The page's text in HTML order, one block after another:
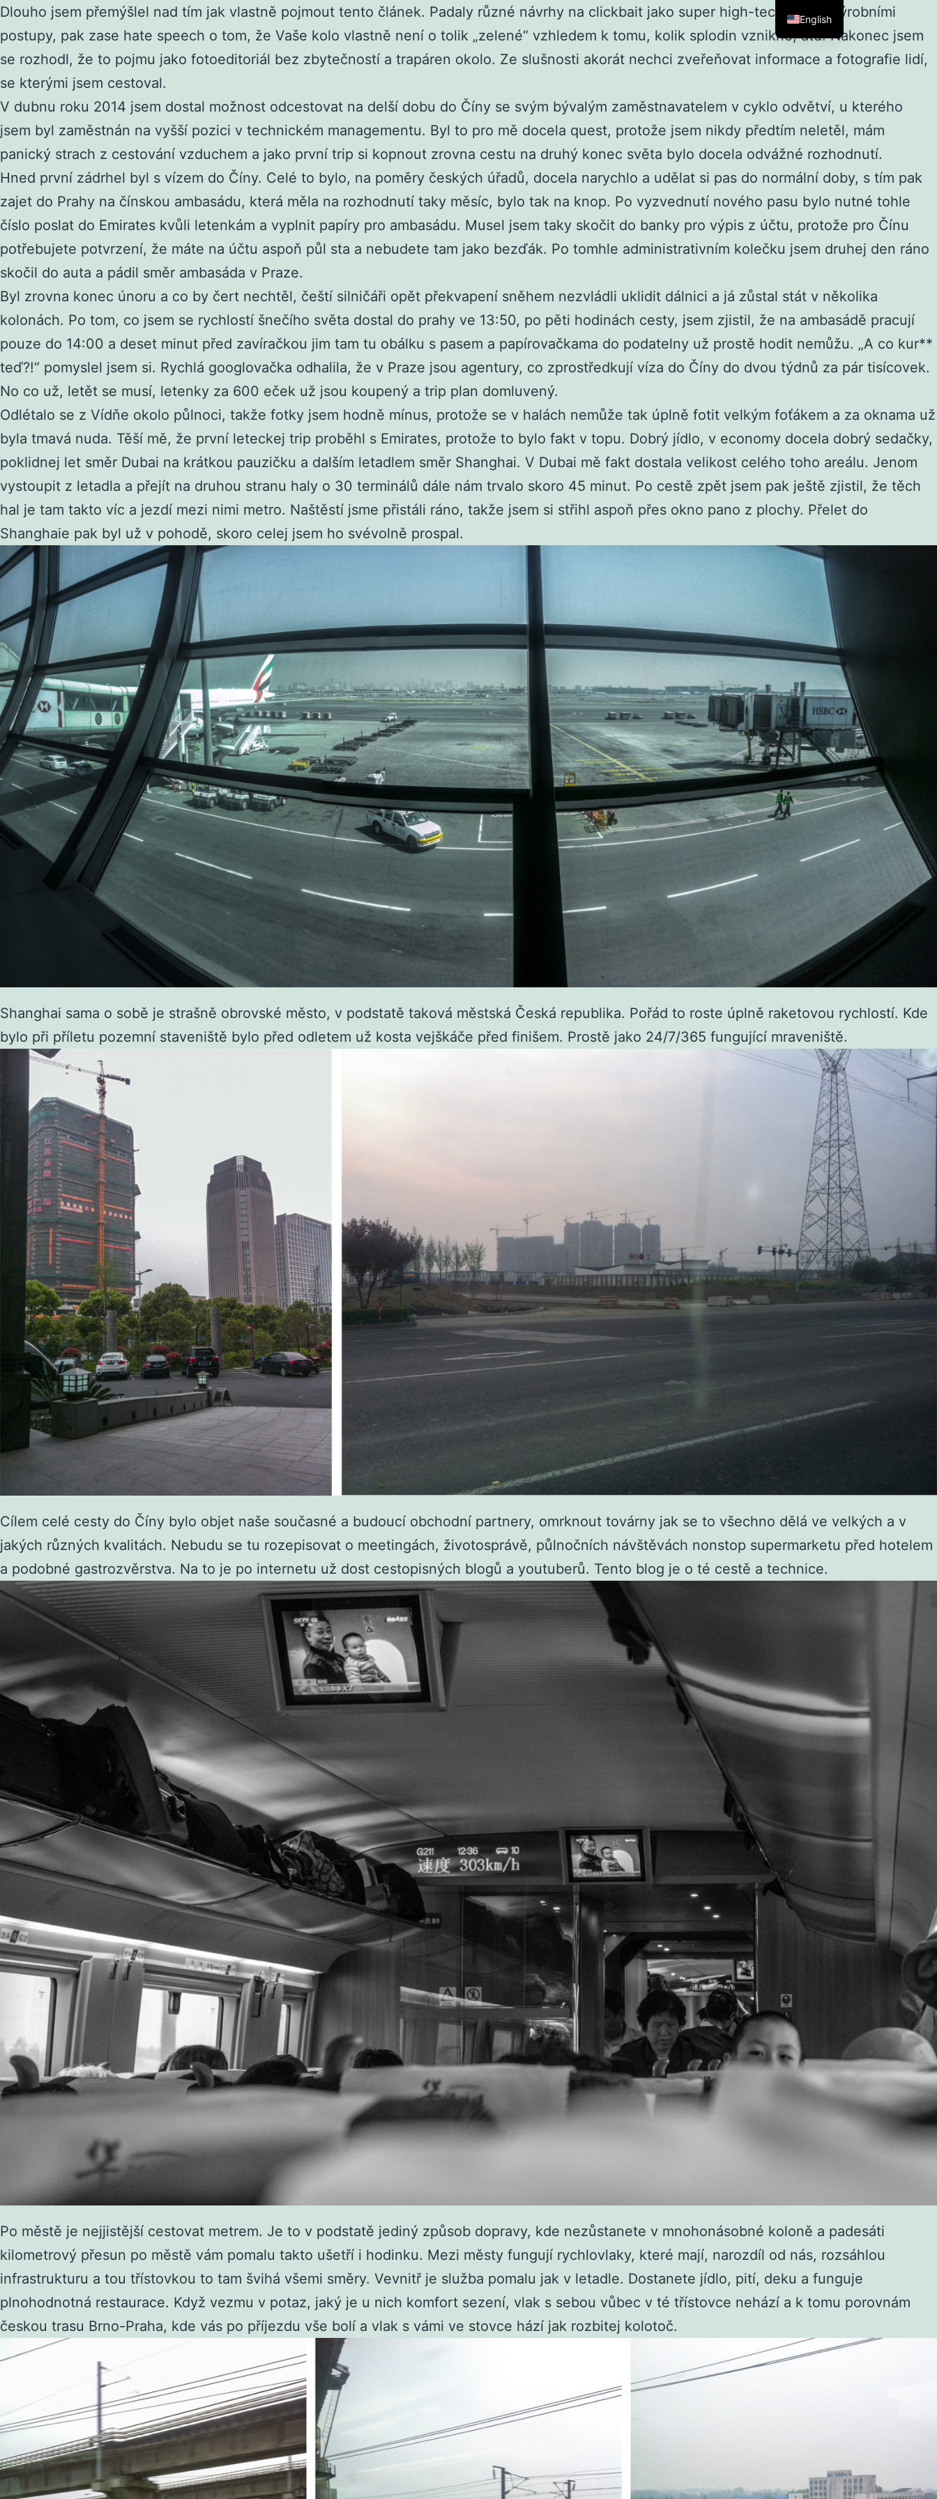
Dlouho jsem přemýšlel nad tím jak vlastně pojmout tento článek. Padaly různé návrhy na clickbait jako super high-tech post s výrobními
postupy, pak zase hate speech o tom, že Vaše kolo vlastně není o tolik „zelené“ vzhledem k tomu, kolik splodin vznikne, atd. Nakonec jsem
se rozhodl, že to pojmu jako fotoeditoriál bez zbytečností a trapáren okolo. Ze slušnosti akorát nechci zveřeňovat informace a fotografie lidí,
se kterými jsem cestoval.
V dubnu roku 2014 jsem dostal možnost odcestovat na delší dobu do Číny se svým bývalým zaměstnavatelem v cyklo odvětví, u kterého
jsem byl zaměstnán na vyšší pozici v technickém managementu. Byl to pro mě docela quest, protože jsem nikdy předtím neletěl, mám
panický strach z cestování vzduchem a jako první trip si kopnout zrovna cestu na druhý konec světa bylo docela odvážné rozhodnutí.
Hned první zádrhel byl s vízem do Číny. Celé to bylo, na poměry českých úřadů, docela narychlo a udělat si pas do normální doby, s tím pak
zajet do Prahy na čínskou ambasádu, která měla na rozhodnutí taky měsíc, bylo tak na knop. Po vyzvednutí nového pasu bylo nutné tohle
číslo poslat do Emirates kvůli letenkám a vyplnit papíry pro ambasádu. Musel jsem taky skočit do banky pro výpis z účtu, protože pro Čínu
potřebujete potvrzení, že máte na účtu aspoň půl sta a nebudete tam jako bezďák. Po tomhle administrativním kolečku jsem druhej den ráno
skočil do auta a pádil směr ambasáda v Praze.
Byl zrovna konec únoru a co by čert nechtěl, čeští silničáři opět překvapení sněhem nezvládli uklidit dálnici a já zůstal stát v několika
kolonách. Po tom, co jsem se rychlostí šnečího světa dostal do prahy ve 13:50, po pěti hodinách cesty, jsem zjistil, že na ambasádě pracují
pouze do 14:00 a deset minut před zavíračkou jim tam tu obálku s pasem a papírovačkama do podatelny už prostě hodit nemůžu. „A co kur**
teď?!“ pomyslel jsem si. Rychlá googlovačka odhalila, že v Praze jsou agentury, co zprostředkují víza do Číny do dvou týdnů za pár tisícovek.
No co už, letět se musí, letenky za 600 eček už jsou koupený a trip plan domluvený.
Odlétalo se z Vídňe okolo půlnoci, takže fotky jsem hodně mínus, protože se v halách nemůže tak úplně fotit velkým foťákem a za oknama už
byla tmavá nuda. Těší mě, že první leteckej trip proběhl s Emirates, protože to bylo fakt v topu. Dobrý jídlo, v economy docela dobrý sedačky,
poklidnej let směr Dubai na krátkou pauzičku a dalším letadlem směr Shanghai. V Dubai mě fakt dostala velikost celého toho areálu. Jenom
vystoupit z letadla a přejít na druhou stranu haly o 30 terminálů dále nám trvalo skoro 45 minut. Po cestě zpět jsem pak ještě zjistil, že těch
hal je tam takto víc a jezdí mezi nimi metro. Naštěstí jsme přistáli ráno, takže jsem si střihl aspoň přes okno pano z plochy. Přelet do
Shanghaie pak byl už v pohodě, skoro celej jsem ho svévolně prospal.
Shanghai sama o sobě je strašně obrovské město, v podstatě taková městská Česká republika. Pořád to roste úplně raketovou rychlostí. Kde
bylo při příletu pozemní staveniště bylo před odletem už kosta vejškáče před finišem. Prostě jako 24/7/365 fungující mraveniště.
Cílem celé cesty do Číny bylo objet naše současné a budoucí obchodní partnery, omrknout továrny jak se to všechno dělá ve velkých a v
jakých různých kvalitách. Nebudu se tu rozepisovat o meetingách, životosprávě, půlnočních návštěvách nonstop supermarketu před hotelem
a podobné gastrozvěrstva. Na to je po internetu už dost cestopisných blogů a youtuberů. Tento blog je o té cestě a technice.
Po městě je nejjistější cestovat metrem. Je to v podstatě jediný způsob dopravy, kde nezůstanete v mnohonásobné koloně a padesáti
kilometrový přesun po městě vám pomalu takto ušetří i hodinku. Mezi městy fungují rychlovlaky, které mají, narozdíl od nás, rozsáhlou
infrastrukturu a tou třístovkou to tam švihá všemi směry. Vevnitř je služba pomalu jak v letadle. Dostanete jídlo, pití, deku a funguje
plnohodnotná restaurace. Když vezmu v potaz, jaký je u nich komfort sezení, vlak s sebou vůbec v té třístovce nehází a k tomu porovnám
českou trasu Brno-Praha, kde vás po příjezdu vše bolí a vlak s vámi ve stovce hází jak rozbitej kolotoč.
English